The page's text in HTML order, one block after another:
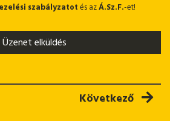
szabályzatotés azÁ.Sz.F.-et!
Üzenet elküldés
230 VKövetkező cikk:
Következő